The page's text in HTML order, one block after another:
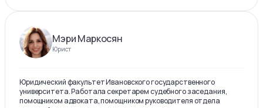
Мэри Маркосян
Юрист
Юридический факультет Ивановского государственного
университета. Работала секретарем судебного заседания,
помощником адвоката, помощником руководителя отдела